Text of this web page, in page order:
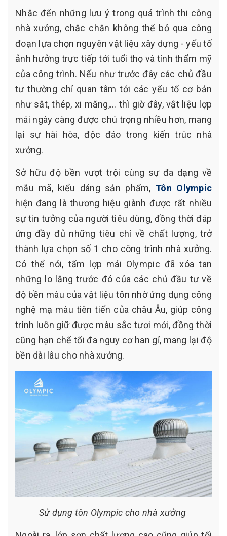
Nhắc đến những lưu ý trong quá trình thi công
nhà xưởng, chắc chắn không thể bỏ qua công
đoạn lựa chọn nguyên vật liệu xây dựng - yếu tố
ảnh hưởng trực tiếp tới tuổi thọ và tính thẩm mỹ
của công trình. Nếu như trước đây các chủ đầu
tư thường chỉ quan tâm tới các yếu tố cơ bản
như sắt, thép, xi măng,... thì giờ đây, vật liệu lợp
mái ngày càng được chú trọng nhiều hơn, mang
lại sự hài hòa, độc đáo trong kiến trúc nhà
xưởng.
Sở hữu độ bền vượt trội cùng sự đa dạng về
mẫu mã, kiểu dáng sản phẩm, Tôn Olympic
hiện đang là thương hiệu giành được rất nhiều
sự tin tưởng của người tiêu dùng, đồng thời đáp
ứng đầy đủ những tiêu chí về chất lượng, trở
thành lựa chọn số 1 cho công trình nhà xưởng.
Có thể nói, tấm lợp mái Olympic đã xóa tan
những lo lắng trước đó của các chủ đầu tư về
độ bền màu của vật liệu tôn nhờ ứng dụng công
nghệ mạ màu tiên tiến của châu Âu, giúp công
trình luôn giữ được màu sắc tươi mới, đồng thời
cũng hạn chế tối đa nguy cơ han gỉ, mang lại độ
bền dài lâu cho nhà xưởng.
Sử dụng tôn Olympic cho nhà xưởng